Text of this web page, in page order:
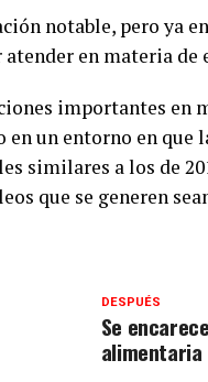
notable, pero ya
en materia de
importantes en
en un entorno en
similares a los de
que se generen
DESPUÉS
Se
alimentaria